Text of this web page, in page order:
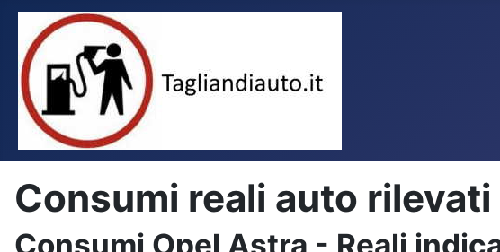
Consumi reali auto
Consumi Opel Astra - Reali